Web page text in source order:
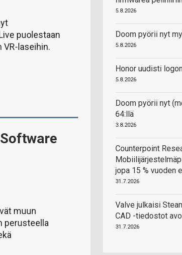
puolestaan
laseihin.
muun
perusteella
5.8.2026
Doom pyörii nyt
5.8.2026
Honor uudisti
5.8.2026
Doom pyörii nyt
64:llä
3.8.2026
Counterpoint
jopa 15 % vuoden
31.7.2026
Valve julkaisi
CAD -tiedostot
31.7.2026